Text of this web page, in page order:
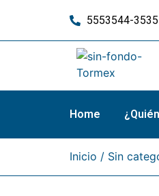
5553544-3535
Home
Inicio / Sin